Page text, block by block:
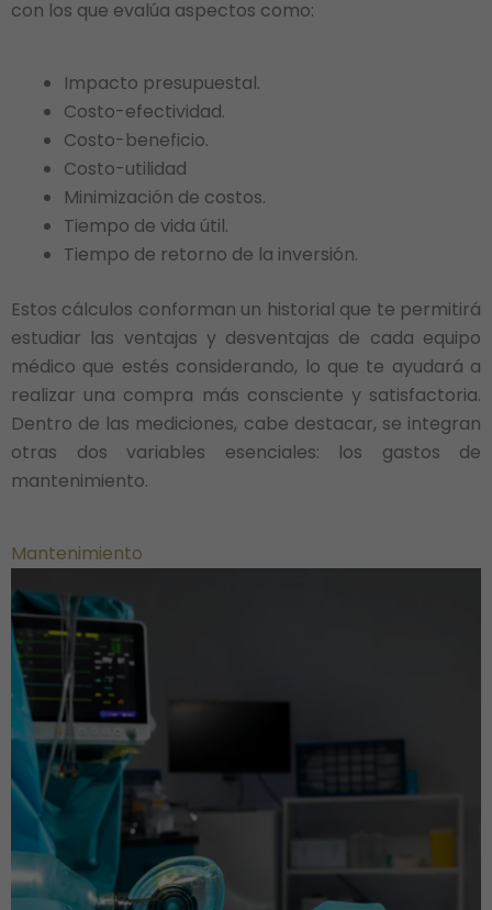
con los que evalúa aspectos como:
Impacto presupuestal.
Costo-efectividad.
Costo-beneficio.
Costo-utilidad
Minimización de costos.
Tiempo de vida útil.
Tiempo de retorno de la inversión.
Estos cálculos conforman un historial que te permitirá
estudiar las ventajas y desventajas de cada equipo
médico que estés considerando, lo que te ayudará a
realizar una compra más consciente y satisfactoria.
Dentro de las mediciones, cabe destacar, se integran
otras dos variables esenciales: los gastos de
mantenimiento.
Mantenimiento